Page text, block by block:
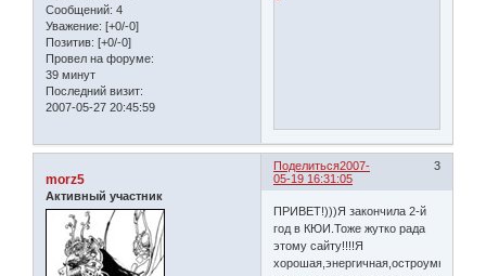
Сообщений: 4
Уважение: [+0/-0]
Позитив: [+0/-0]
Провел на форуме:
39 минут
Последний визит:
2007-05-27 20:45:59
Поделиться 3
2007-
05-19 16:31:05
morz5
Активный участник
ПРИВЕТ!)))Я закончила 2-й
год в КЮИ.Тоже жутко рада
этому сайту!!!!Я
хорошая,энергичная,остроумная